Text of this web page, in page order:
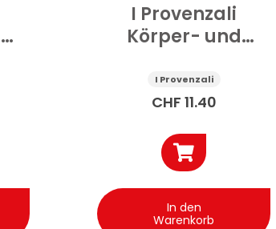
I Provenzali
Körper- und
Aromatico 200 ml
I Provenzali
CHF 11.40
In den
Warenkorb